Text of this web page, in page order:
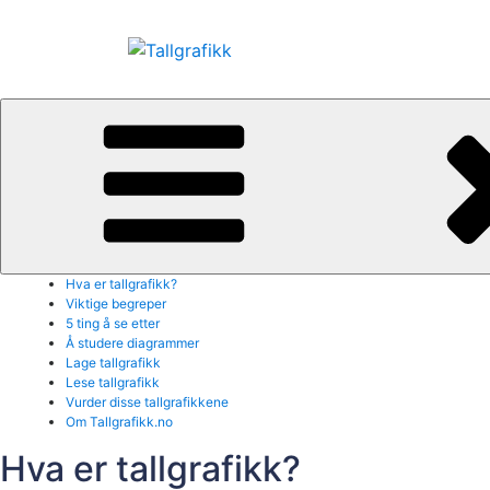
Tallgrafikk
Hva er tallgrafikk?
Viktige begreper
5 ting å se etter
Å studere diagrammer
Lage tallgrafikk
Lese tallgrafikk
Vurder disse tallgrafikkene
Om Tallgrafikk.no
Hva er tallgrafikk?